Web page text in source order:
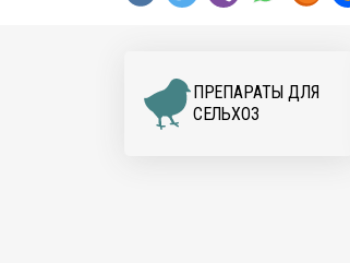
ПРЕПАРАТЫ ДЛЯ
CЕЛЬХОЗ